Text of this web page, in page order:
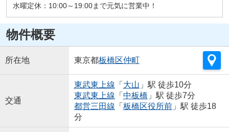
水曜定休：10:00～19:00まで元気に営業中！
物件概要
所在地 東京都板橋区仲町
交通
東武東上線 「 大山 」駅 徒歩10分
東武東上線 「 中板橋 」駅 徒歩7分
都営三田線 「 板橋区役所前」駅 徒歩18
分